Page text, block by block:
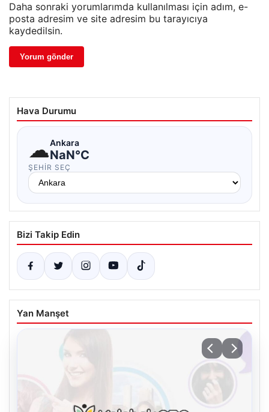
Daha sonraki yorumlarımda kullanılması için adım, e-
posta adresim ve site adresim bu tarayıcıya
kaydedilsin.
Hava Durumu
☁Ankara
NaN°C
ŞEHIR SEÇ
Bizi Takip Edin
Yan Manşet